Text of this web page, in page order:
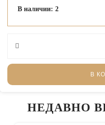
В наличии: 2
В
НЕДАВНО